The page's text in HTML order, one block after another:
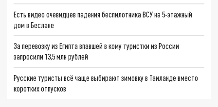
Есть видео очевидцев падения беспилотника ВСУ на 5-этажный
дом в Беслане
За перевозку из Египта впавшей в кому туристки из России
запросили 13,5 млн рублей
Русские туристы всё чаще выбирают зимовку в Таиланде вместо
коротких отпусков